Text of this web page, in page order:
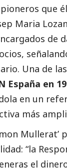
que
Maria
de
Una de
España en
en un
más
“la
el